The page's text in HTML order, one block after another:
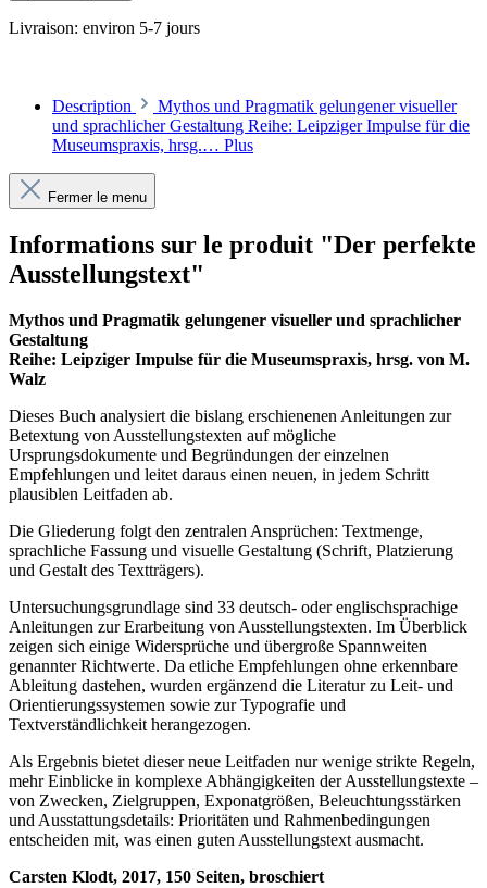
Livraison: environ 5-7 jours
Description
Mythos und Pragmatik gelungener visueller
und sprachlicher Gestaltung Reihe: Leipziger Impulse für die
Museumspraxis, hrsg.… Plus
Fermer le menu
Informations sur le produit "Der perfekte
Ausstellungstext"
Mythos und Pragmatik gelungener visueller und sprachlicher
Gestaltung
Reihe: Leipziger Impulse für die Museumspraxis, hrsg. von M.
Walz
Dieses Buch analysiert die bislang erschienenen Anleitungen zur
Betextung von Ausstellungstexten auf mögliche
Ursprungsdokumente und Begründungen der einzelnen
Empfehlungen und leitet daraus einen neuen, in jedem Schritt
plausiblen Leitfaden ab.
Die Gliederung folgt den zentralen Ansprüchen: Textmenge,
sprachliche Fassung und visuelle Gestaltung (Schrift, Platzierung
und Gestalt des Textträgers).
Untersuchungsgrundlage sind 33 deutsch- oder englischsprachige
Anleitungen zur Erarbeitung von Ausstellungstexten. Im Überblick
zeigen sich einige Widersprüche und übergroße Spannweiten
genannter Richtwerte. Da etliche Empfehlungen ohne erkennbare
Ableitung dastehen, wurden ergänzend die Literatur zu Leit- und
Orientierungssystemen sowie zur Typografie und
Textverständlichkeit herangezogen.
Als Ergebnis bietet dieser neue Leitfaden nur wenige strikte Regeln,
mehr Einblicke in komplexe Abhängigkeiten der Ausstellungstexte –
von Zwecken, Zielgruppen, Exponatgrößen, Beleuchtungsstärken
und Ausstattungsdetails: Prioritäten und Rahmenbedingungen
entscheiden mit, was einen guten Ausstellungstext ausmacht.
Carsten Klodt, 2017, 150 Seiten, broschiert